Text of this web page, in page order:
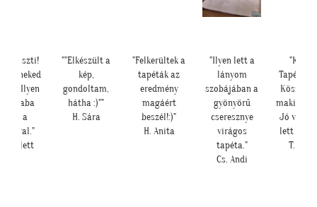
""Elkészült a
gondoltam,
hátha :)""
"Felkerültek a
tapéták az
eredmény
"Ilyen lett a
szobájában a
gyönyörű
cseresznye
"Kedves
Tapétatrend !
Köszönöm a
makis tapétát.
Jó választás
lett nagyon!"